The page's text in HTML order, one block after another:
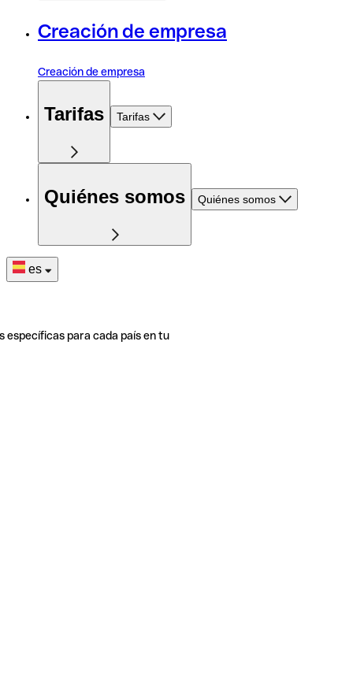
Creación de empresa
Creación de empresa
Tarifas Tarifas
Quiénes somos Quiénes somos
es
específicas para cada país en tu